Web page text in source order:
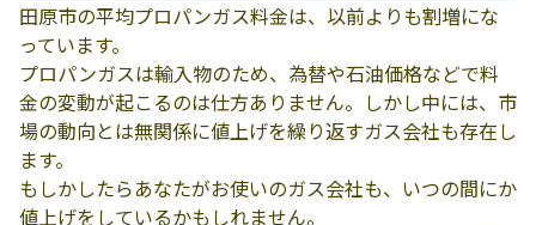
田原市の平均プロパンガス料金は、以前よりも割増にな
っています。
プロパンガスは輸入物のため、為替や石油価格などで料
金の変動が起こるのは仕方ありません。しかし中には、市
場の動向とは無関係に値上げを繰り返すガス会社も存在し
ます。
もしかしたらあなたがお使いのガス会社も、いつの間にか
値上げをしているかもしれません。